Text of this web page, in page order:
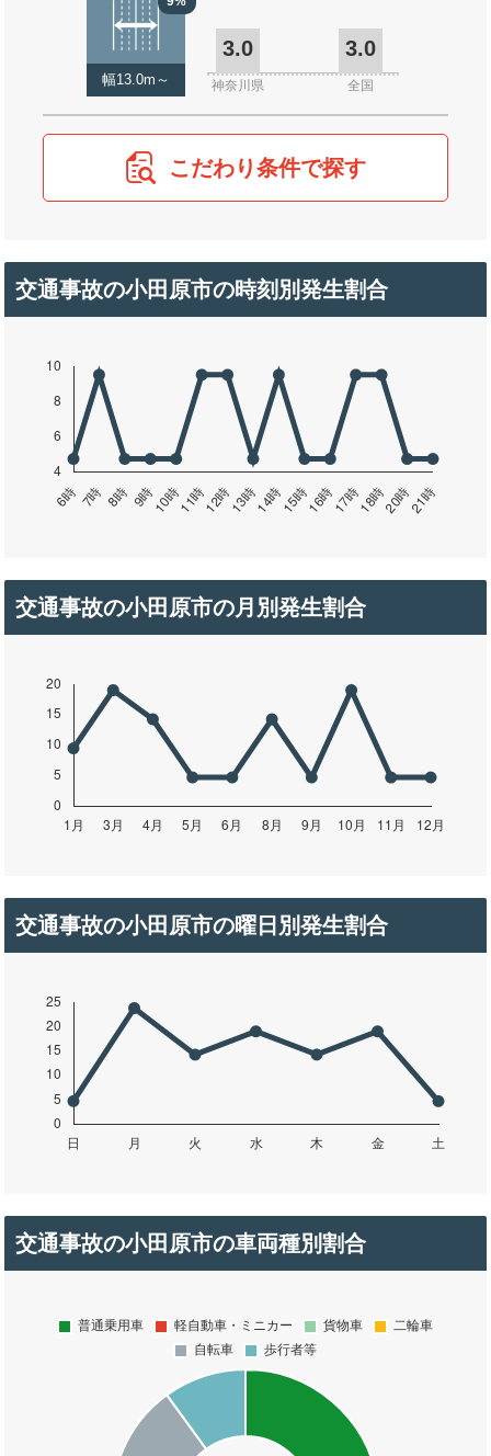
幅13.0m～
3.0 3.0
神奈川県 全国
こだわり条件で探す
交通事故の小田原市の時刻別発生割合
交通事故の小田原市の月別発生割合
交通事故の小田原市の曜日別発生割合
交通事故の小田原市の車両種別割合